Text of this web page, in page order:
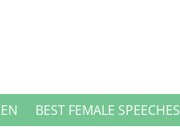
BEST FEMALE SPEECHES